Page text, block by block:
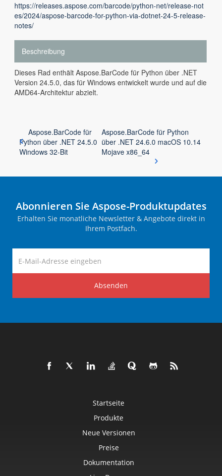
https://releases.aspose.com/barcode/python-net/release-not
es/2024/aspose-barcode-for-python-via-dotnet-24-5-release-
notes/
Beschreibung
Dieses Rad enthält Aspose.BarCode für Python über .NET
Version 24.5.0, das für Windows entwickelt wurde und auf die
AMD64-Architektur abzielt.
Aspose.BarCode für
Python über .NET 24.5.0
Windows 32-Bit
Aspose.BarCode für Python
über .NET 24.6.0 macOS 10.14
Mojave x86_64
Abonnieren Sie Aspose-Produktupdates
Erhalten Sie monatliche Newsletter & Angebote direkt in
Ihrem Postfach.
Absenden
Startseite
Produkte
Neue Versionen
Preise
Dokumentation